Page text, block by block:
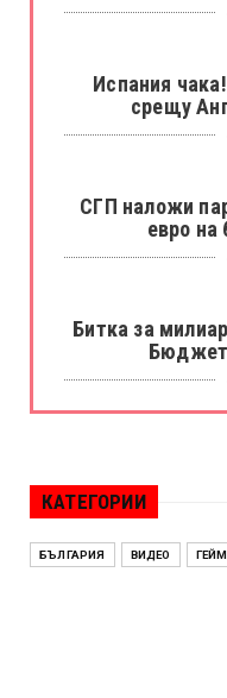
Испания
срещу
СГП наложи
евро
Битка за
Бюджет
Без милост!
КАТЕГОРИИ
БЪЛГАРИЯ ВИДЕО